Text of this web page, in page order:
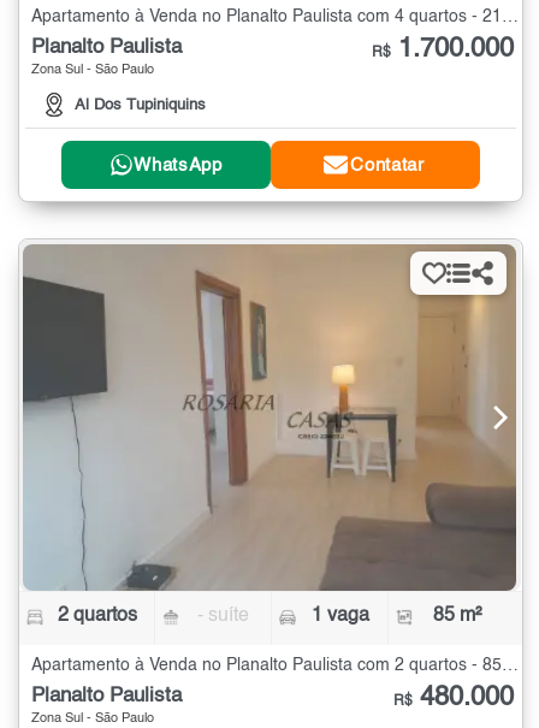
Apartamento à Venda no Planalto Paulista com 4 quartos - 217 m²
Planalto Paulista
Zona Sul - São Paulo
Al Dos Tupiniquins
R$ 1.700.000
WhatsApp Contatar
2 quartos - suíte 1 vaga 85 m²
Apartamento à Venda no Planalto Paulista com 2 quartos - 85 m²
Planalto Paulista
Zona Sul - São Paulo
R$ 480.000